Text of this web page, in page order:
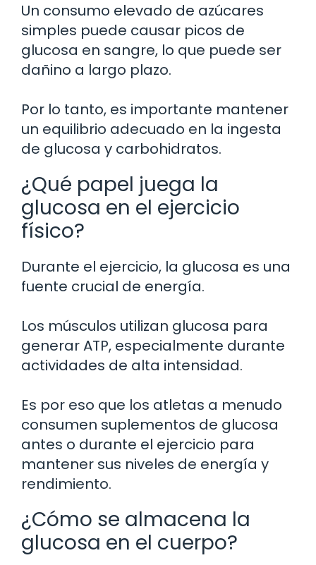
Un consumo elevado de azúcares
simples puede causar picos de
glucosa en sangre, lo que puede ser
dañino a largo plazo.
Por lo tanto, es importante mantener
un equilibrio adecuado en la ingesta
de glucosa y carbohidratos.
¿Qué papel juega la
glucosa en el ejercicio
físico?
Durante el ejercicio, la glucosa es una
fuente crucial de energía.
Los músculos utilizan glucosa para
generar ATP, especialmente durante
actividades de alta intensidad.
Es por eso que los atletas a menudo
consumen suplementos de glucosa
antes o durante el ejercicio para
mantener sus niveles de energía y
rendimiento.
¿Cómo se almacena la
glucosa en el cuerpo?